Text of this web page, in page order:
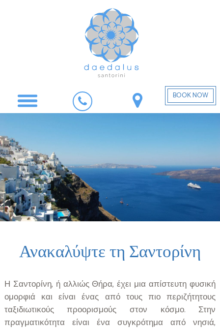
BOOK NOW
Ανακαλύψτε τη Σαντορίνη
Η Σαντορίνη, ή αλλιώς Θήρα, έχει μια απίστευτη φυσική
ομορφιά και είναι ένας από τους πιο περιζήτητους
ταξιδιωτικούς προορισμούς στον κόσμο. Στην
πραγματικότητα είναι ένα συγκρότημα από νησιά,